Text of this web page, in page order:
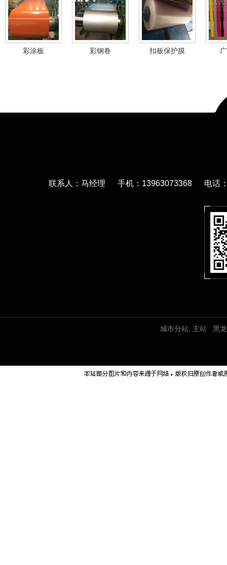
彩涂板 彩钢卷 扣板保护膜
联系人：马经理 手机：13963073368 电话
城市分站: 主站 黑